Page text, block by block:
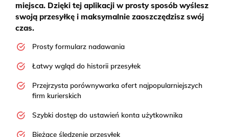
miejsca. Dzięki tej aplikacji w prosty sposób wyślesz
swoją przesyłkę i maksymalnie zaoszczędzisz swój
czas.
Prosty formularz nadawania
Łatwy wgląd do historii przesyłek
Przejrzysta porównywarka ofert najpopularniejszych
firm kurierskich
Szybki dostęp do ustawień konta użytkownika
Bieżące śledzenie przesyłek